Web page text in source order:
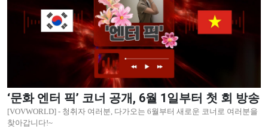
‘문화 엔터 픽’ 코너 공개, 6월 1일부터 첫 회 방송
[VOVWORLD] - 청취자 여러분, 다가오는 6월부터 새로운 코너로 여러분을
찾아갑니다!~